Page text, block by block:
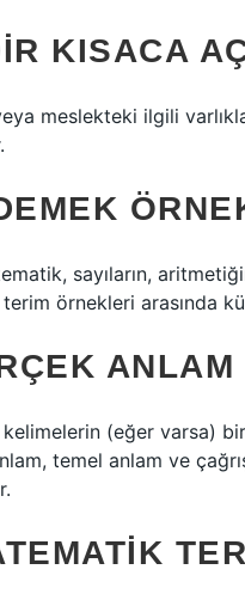
KISACA
meslekteki ilgili
sayıların,
örnekleri arasında
ANLAM
kelimelerin (eğer varsa)
temel anlam ve